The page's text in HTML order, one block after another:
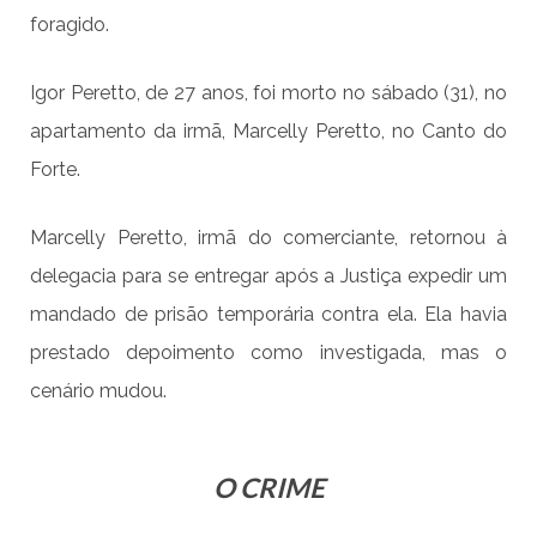
foragido.
Igor Peretto, de 27 anos, foi morto no sábado (31), no
apartamento da irmã, Marcelly Peretto, no Canto do
Forte.
Marcelly Peretto, irmã do comerciante, retornou à
delegacia para se entregar após a Justiça expedir um
mandado de prisão temporária contra ela. Ela havia
prestado depoimento como investigada, mas o
cenário mudou.
O CRIME